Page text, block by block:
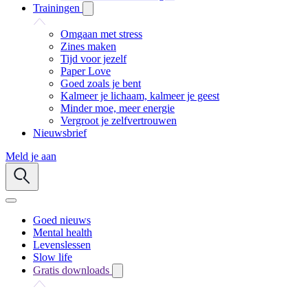
Trainingen
Omgaan met stress
Zines maken
Tijd voor jezelf
Paper Love
Goed zoals je bent
Kalmeer je lichaam, kalmeer je geest
Minder moe, meer energie
Vergroot je zelfvertrouwen
Nieuwsbrief
Meld je aan
Goed nieuws
Mental health
Levenslessen
Slow life
Gratis downloads